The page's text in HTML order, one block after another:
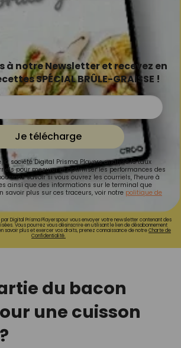
à notre Newsletter et recevez en
SPÉCIAL BRÛLE-GRAISSE !
Je télécharge
la société Digital Prisma Players analyse le taux
pour mesurer et optimiser les performances des
savoir si vous ouvrez les courriels, l'heure à
ainsi que des informations sur le terminal que
savoir plus sur ces traceurs, voir notre politique de
Digital Prisma Playerspour vous envoyer votre newsletter contenant des
Vous pourrez vous désinscrire en utilisant le lien de désabonnement
savoir plus et exercer vos droits, prenez connaissance de notreCharte de
Confidentialité.
du bacon
une cuisson